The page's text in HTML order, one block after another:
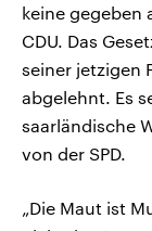
keine gegeben
CDU. Das
seiner jetzigen
abgelehnt. Es
saarländische
von der SPD.
„Die Maut ist